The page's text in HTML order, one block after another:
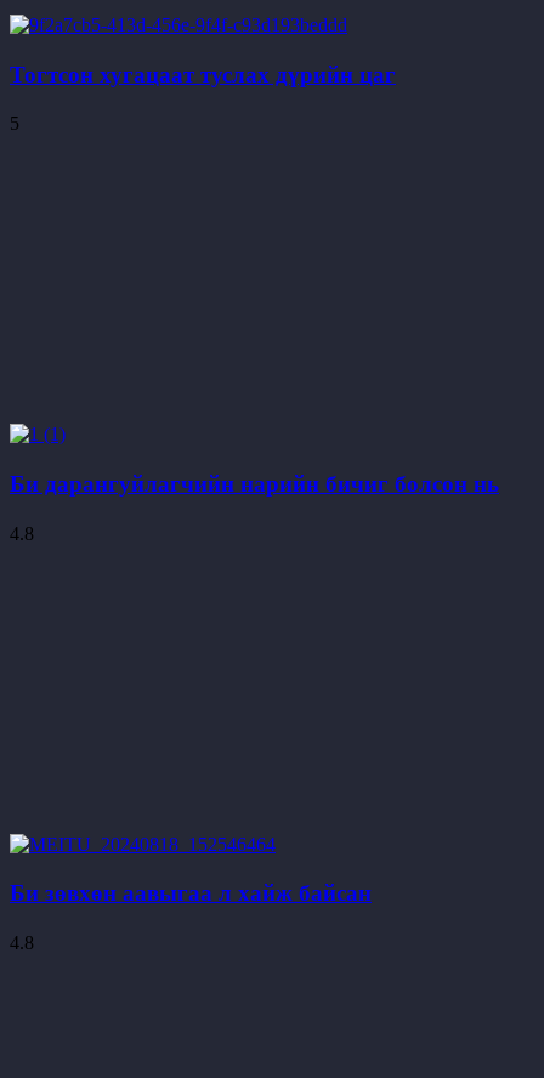
Тогтсон хугацаат туслах дүрийн цаг
5
Би дарангуйлагчийн нарийн бичиг болсон нь
4.8
Би зөвхөн аавыгаа л хайж байсан
4.8